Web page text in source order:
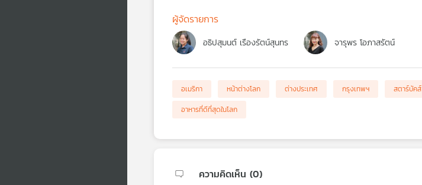
ผู้จัดรายการ
อธิปสุมนต์ เรืองรัตน์สุนทร จารุพร โอภาสรัตน์
อเมริกา หน้าต่างโลก ต่างประเทศ กรุงเทพฯ สตาร์บัคส์
อาหารที่ดีที่สุดในโลก
ความคิดเห็น (0)